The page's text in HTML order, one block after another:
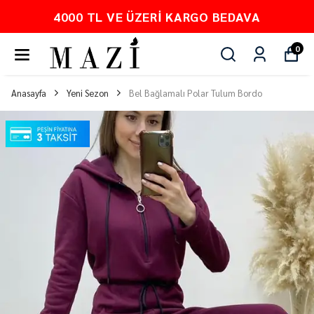
4000 TL VE ÜZERI KARGO BEDAVA
0
Anasayfa Yeni Sezon Bel Bağlamalı Polar Tulum Bordo